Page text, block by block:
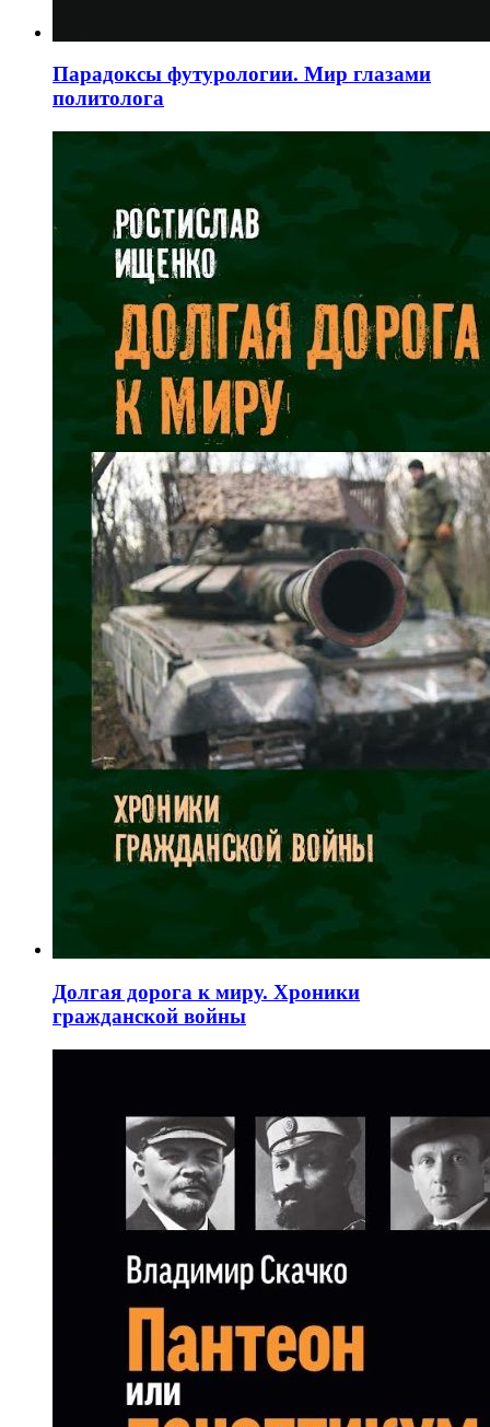
Парадоксы футурологии. Мир глазами
политолога
Долгая дорога к миру. Хроники
гражданской войны